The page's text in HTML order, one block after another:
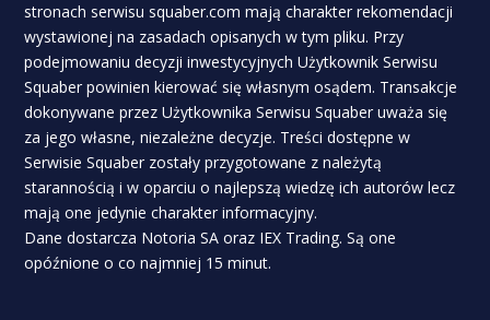
stronach serwisu squaber.com mają charakter rekomendacji
wystawionej na zasadach opisanych w tym pliku. Przy
podejmowaniu decyzji inwestycyjnych Użytkownik Serwisu
Squaber powinien kierować się własnym osądem. Transakcje
dokonywane przez Użytkownika Serwisu Squaber uważa się
za jego własne, niezależne decyzje. Treści dostępne w
Serwisie Squaber zostały przygotowane z należytą
starannością i w oparciu o najlepszą wiedzę ich autorów lecz
mają one jedynie charakter informacyjny.
Dane dostarcza Notoria SA oraz IEX Trading. Są one
opóźnione o co najmniej 15 minut.